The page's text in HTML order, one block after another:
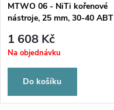
MTWO 06 - NiTi kořenové
nástroje, 25 mm, 30-40 ABT
1 608 Kč
Na objednávku
Do košíku